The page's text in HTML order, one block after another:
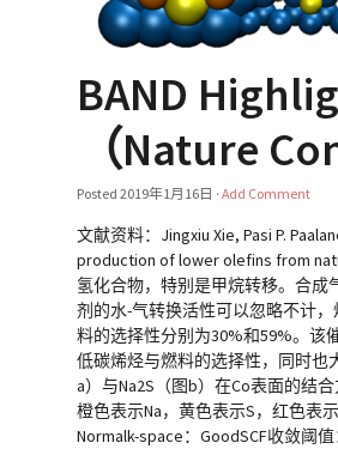
BAND
（Nature
Posted2019年1月16日 ·Add Comment
文献资料：Jingxiu Xie, Pasi P.
production of lower olefins from
氢化合物，特别是甲烷转移。合成
剂的水-气转换活性可以忽略不计，
料的选择性分别为30%和59%。该
低碳烯烃与燃料的选择性，同时也
a）与Na2S（图b）在Co表面的结
橙色表示Na，黄色表示S，红色表
Normalk-space：GoodSCF收敛阈